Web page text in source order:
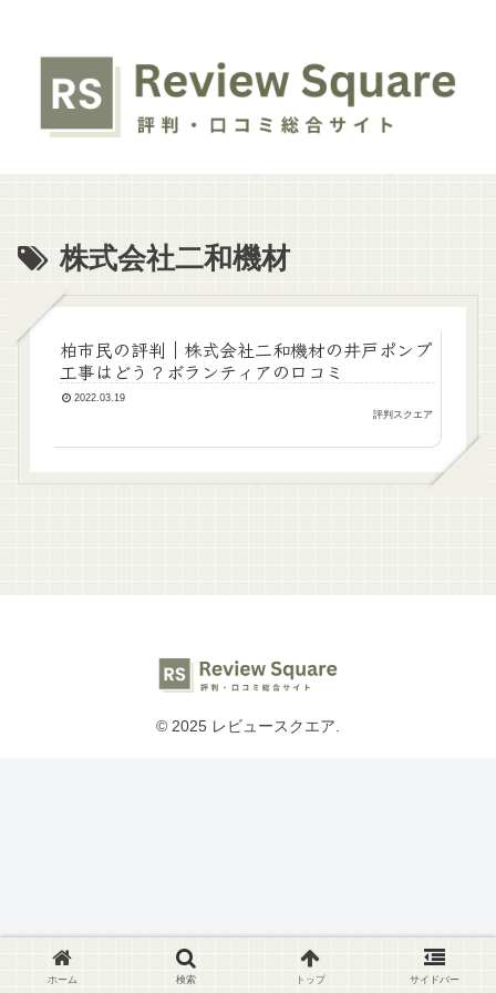
株式会社二和機材
柏市民の評判｜株式会社二和機材の井戸ポンプ
工事はどう？ボランティアの口コミ
2022.03.19
評判スクエア
© 2025 レビュースクエア.
ホーム 検索 トップ サイドバー